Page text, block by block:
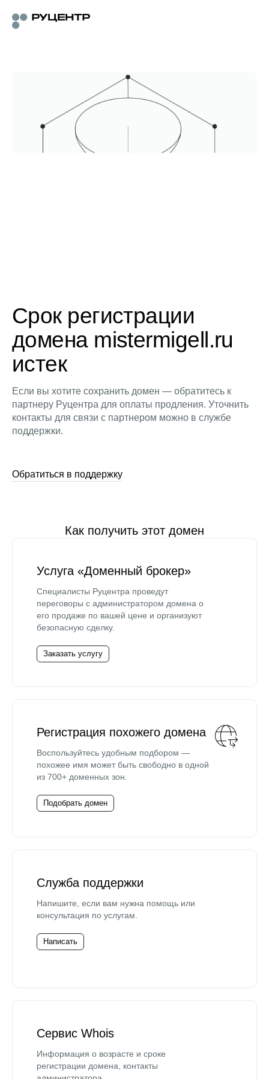
Срок регистрации
домена mistermigell.ru
истек
Если вы хотите сохранить домен — обратитесь к
партнеру Руцентра для оплаты продления. Уточнить
контакты для связи с партнером можно в службе
поддержки.
Обратиться в поддержку
Как получить этот домен
Услуга «Доменный брокер»
Специалисты Руцентра проведут
переговоры с администратором домена о
его продаже по вашей цене и организуют
безопасную сделку.
Заказать услугу
Регистрация похожего домена
Воспользуйтесь удобным подбором —
похожее имя может быть свободно в одной
из 700+ доменных зон.
Подобрать домен
Служба поддержки
Напишите, если вам нужна помощь или
консультация по услугам.
Написать
Сервис Whois
Информация о возрасте и сроке
регистрации домена, контакты